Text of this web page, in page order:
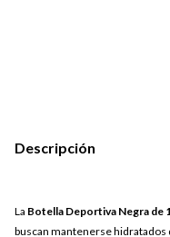
Descripción
La Botella Deportiva Negra de
buscan mantenerse hidratados